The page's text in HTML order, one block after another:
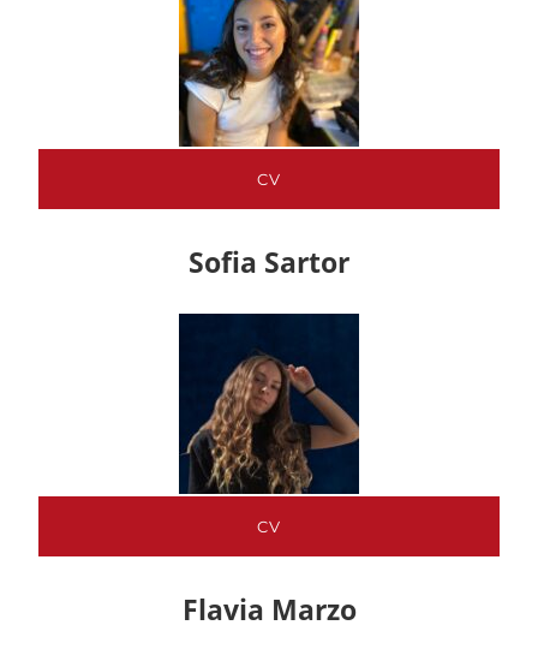
CV
Sofia Sartor
CV
Flavia Marzo